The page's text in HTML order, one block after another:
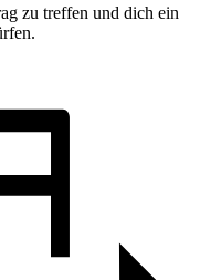
zu treffen und dich ein